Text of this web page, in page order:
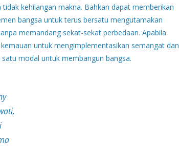
kehilangan makna. Bahkan dapat memberikan
bangsa untuk terus bersatu mengutamakan
memandang sekat-sekat perbedaan. Apabila
untuk mengimplementasikan semangat dan
modal untuk membangun bangsa.